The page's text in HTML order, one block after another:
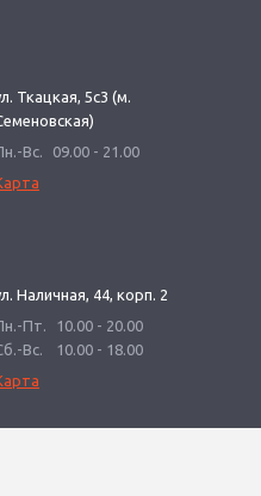
Ткацкая, 5с3 (м.
Вс.
09.00 - 21.00
Наличная, 44, корп. 2
Пт.
10.00 - 20.00
Вс.
10.00 - 18.00